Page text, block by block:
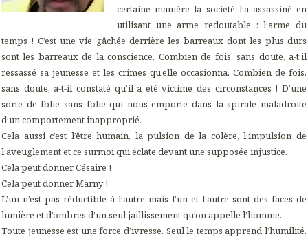
certaine manière la société l’a assassiné en
utilisant une arme redoutable : l’arme du
temps ! C’est une vie gâchée derrière les barreaux dont les plus durs
sont les barreaux de la conscience. Combien de fois, sans doute, a-t’il
ressassé sa jeunesse et les crimes qu’elle occasionna. Combien de fois,
sans doute, a-t-il constaté qu’il a été victime des circonstances ! D’une
sorte de folie sans folie qui nous emporte dans la spirale maladroite
d’un comportement inapproprié.
Cela aussi c’est l’être humain, la pulsion de la colère, l’impulsion de
l’aveuglement et ce surmoi qui éclate devant une supposée injustice.
Cela peut donner Césaire !
Cela peut donner Marny !
L’un n’est pas réductible à l’autre mais l’un et l’autre sont des faces de
lumière et d’ombres d’un seul jaillissement qu’on appelle l’homme.
Toute jeunesse est une force d’ivresse. Seul le temps apprend l’humilité.